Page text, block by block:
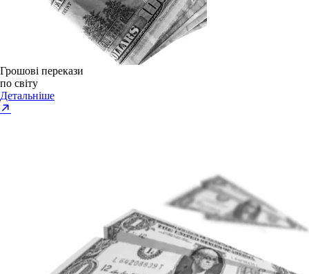
Грошові перекази
по світу
Детальніше